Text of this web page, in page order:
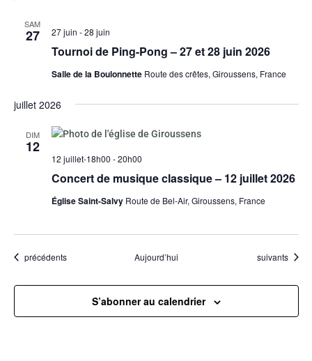
SAM
27
Tournoi de Ping-Pong – 27 et 28 juin 2026
27 juin -28 juin
Salle de la Boulonnette Route des crêtes, Giroussens, France
juillet 2026
DIM
12
Concert de musique classique – 12 juillet 2026
12 juillet-18h00 -20h00
Église Saint-Salvy Route de Bel-Air, Giroussens, France
Évènements
précédents Aujourd’hui Évènements
suivants
S’abonner au calendrier